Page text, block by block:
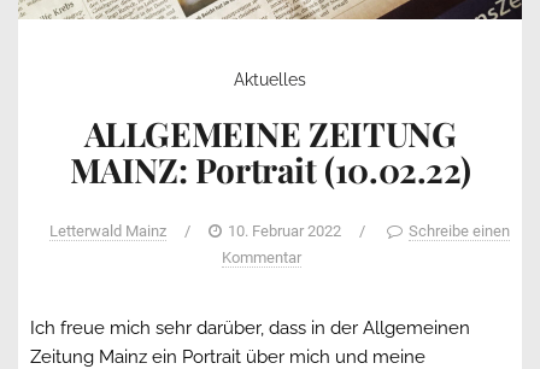
Aktuelles
ALLGEMEINE ZEITUNG
MAINZ: Portrait (10.02.22)
Letterwald Mainz / 10. Februar 2022 /
Schreibe einen
Kommentar
Ich freue mich sehr darüber, dass in der Allgemeinen
Zeitung Mainz ein Portrait über mich und meine